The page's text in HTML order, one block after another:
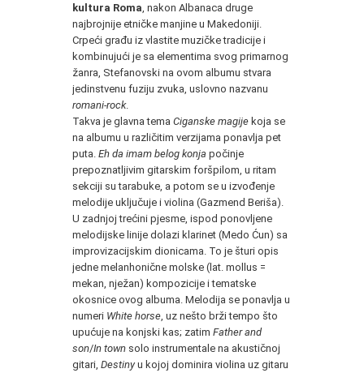
kultura Roma , nakon Albanaca druge
najbrojnije etničke manjine u Makedoniji.
Crpeći građu iz vlastite muzičke tradicije i
kombinujući je sa elementima svog primarnog
žanra, Stefanovski na ovom albumu stvara
jedinstvenu fuziju zvuka, uslovno nazvanu
romani-rock.
Takva je glavna tema Ciganske magije koja se
na albumu u različitim verzijama ponavlja pet
puta. Eh da imam belog konja počinje
prepoznatljivim gitarskim foršpilom, u ritam
sekciji su tarabuke, a potom se u izvođenje
melodije uključuje i violina (Gazmend Beriša).
U zadnjoj trećini pjesme, ispod ponovljene
melodijske linije dolazi klarinet (Medo Ćun) sa
improvizacijskim dionicama. To je šturi opis
jedne melanhonične molske (lat. mollus =
mekan, nježan) kompozicije i tematske
okosnice ovog albuma. Melodija se ponavlja u
numeri White horse , uz nešto brži tempo što
upućuje na konjski kas; zatim Father and
son/In town solo instrumentale na akustičnoj
gitari, Destinyu kojoj dominira violina uz gitaru